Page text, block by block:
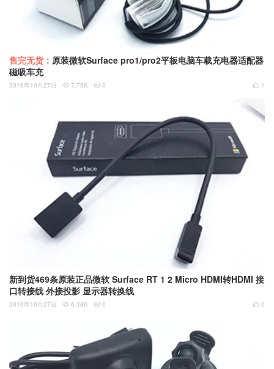
售完无货： 原装微软Surface pro1/pro2平板电脑车载充电器适配器
磁吸车充
 1
2016年10月27日  7.75K  0
新到货469条原装正品微软 Surface RT 1 2 Micro HDMI转HDMI 接
口转接线 外接投影 显示器转换线
 0
2016年10月27日  6.38K  0